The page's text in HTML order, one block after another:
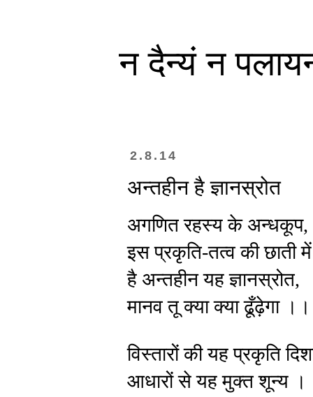
न दैन्यं न
2.8.14
अन्तहीन है ज्ञानस्रोत
अगणित रहस्य के अन्धकूप,
इस प्रकृति-तत्व की छाती
है अन्तहीन यह ज्ञानस्रोत,
मानव तू क्या क्या ढूँढ़ेगा ।।
विस्तारों की यह प्रकृति
आधारों से यह मुक्त शून्य ।